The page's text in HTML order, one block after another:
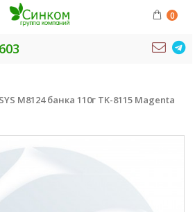
0
M8124 банка 110г TK-8115 Magenta